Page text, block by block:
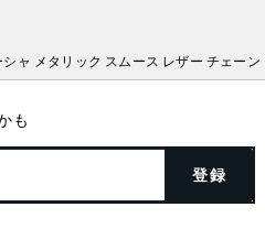
シャ メタリック スムース レザー チェー
も
登録